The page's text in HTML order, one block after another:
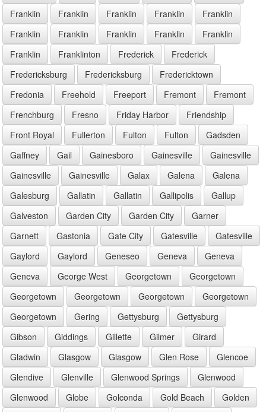
Franklin
Franklin Franklin Franklin
Franklin
Franklin
Franklin Franklin Franklin
Franklin
Franklin
Franklinton Frederick
Frederick
Fredericksburg
Fredericksburg
Fredericktown
Fredonia
Freehold Freeport Fremont
Fremont
Frenchburg
Fresno Friday Harbor
Friendship
Front Royal
Fullerton Fulton Fulton
Gadsden
Gaffney
Gail Gainesboro Gainesville
Gainesville
Gainesville
Gainesville Galax Galena
Galena
Galesburg
Gallatin Gallatin Gallipolis
Gallup
Galveston
Garden City Garden City
Garner
Garnett
Gastonia Gate City Gatesville
Gatesville
Gaylord
Gaylord Geneseo Geneva
Geneva
Geneva
George West Georgetown
Georgetown
Georgetown
Georgetown Georgetown
Georgetown
Georgetown
Gering Gettysburg
Gettysburg
Gibson
Giddings Gillette Gilmer
Girard
Gladwin
Glasgow Glasgow Glen Rose
Glencoe
Glendive
Glenville Glenwood Springs
Glenwood
Glenwood
Globe Golconda Gold Beach
Golden